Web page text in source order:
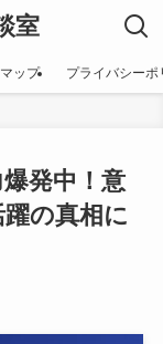
室
ップ プライバシーポ
発中！意
の真相に